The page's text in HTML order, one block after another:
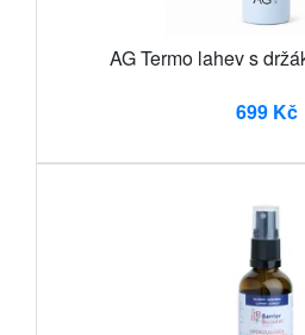
AG Termo lahev s
699 Kč